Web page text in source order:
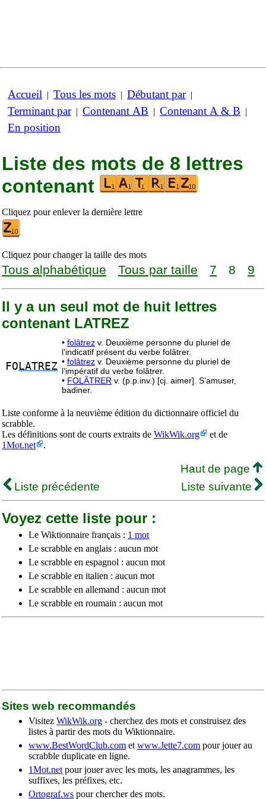
Accueil | Tous les mots | Débutant par|
Terminant par| Contenant AB | Contenant A & B |
En position
Liste des mots de 8 lettres
contenant
Cliquez pour enlever la dernière lettre
Cliquez pour changer la taille des mots
Tous alphabétique Tous par taille 7 8 9
Il y a un seul mot de huit lettres
contenant LATREZ
FO LATREZ
• folâtrez v. Deuxième personne du pluriel de
l’indicatif présent du verbe folâtrer.
• folâtrez v. Deuxième personne du pluriel de
l’impératif du verbe folâtrer.
• FOLÂTRER v. (p.p.inv.) [cj. aimer]. S’amuser,
badiner.
Liste conforme à la neuvième édition du dictionnaire officiel du
scrabble.
Les définitions sont de courts extraits de WikWik.org
et de
1Mot.net
.
Haut de page
Liste précédente
Liste suivante
Voyez cette liste pour :
Le Wiktionnaire français : 1 mot
Le scrabble en anglais : aucun mot
Le scrabble en espagnol : aucun mot
Le scrabble en italien : aucun mot
Le scrabble en allemand : aucun mot
Le scrabble en roumain : aucun mot
Sites web recommandés
Visitez WikWik.org - cherchez des mots et construisez des
listes à partir des mots du Wiktionnaire.
www.BestWordClub.com et www.Jette7.com pour jouer au
scrabble duplicate en ligne.
1Mot.net pour jouer avec les mots, les anagrammes, les
suffixes, les préfixes, etc.
Ortograf.ws pour chercher des mots.